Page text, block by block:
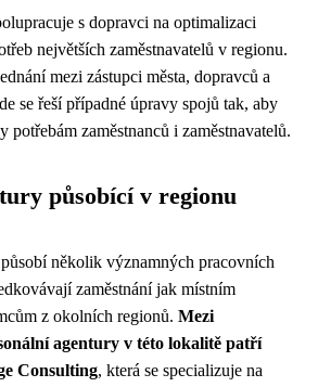
s dopravci na optimalizaci
největších zaměstnavatelů v regionu.
mezi zástupci města, dopravců a
se řeší případné úpravy spojů tak, aby
potřebám zaměstnanců i zaměstnavatelů.
působící v regionu
několik významných pracovních
zaměstnání jak místním
z okolních regionů. Mezi
agentury v této lokalitě patří
Consulting, která se specializuje na